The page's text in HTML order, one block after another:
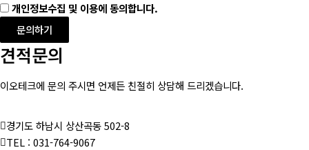
합니다.
- 다만, 원활한 서비스의 상담을 위해 상담 완료 후 내용을 3개월간 보유할
수 있으며 전자상거래에서의 소비자보호에 관한 법률 등 타법률에 의해 보
존할 필요가 있는 경우에는 일정기간 보존합니다.
개인정보수집 및 이용에 동의합니다.
문의하기
견적문의
이오테크에 문의 주시면 언제든 친절히 상담해 드리겠습니다.
경기도 하남시 상산곡동 502-8
TEL : 031-764-9067